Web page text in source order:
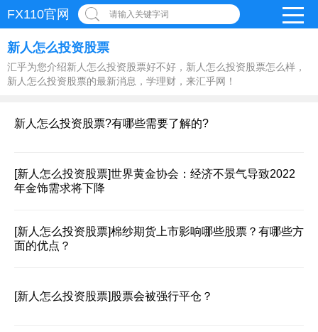
FX110官网 请输入关键字词
新人怎么投资股票
汇乎为您介绍新人怎么投资股票好不好，新人怎么投资股票怎么样，
新人怎么投资股票的最新消息，学理财，来汇乎网！
新人怎么投资股票?有哪些需要了解的?
[新人怎么投资股票]世界黄金协会：经济不景气导致2022
年金饰需求将下降
[新人怎么投资股票]棉纱期货上市影响哪些股票？有哪些方
面的优点？
[新人怎么投资股票] 股票会被强行平仓？